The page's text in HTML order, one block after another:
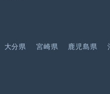
大分県 宮崎県 鹿児島県